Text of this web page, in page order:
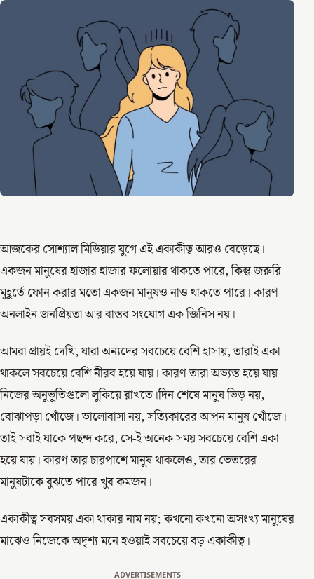
আজকের সোশ্যাল মিডিয়ার যুগে এই একাকীত্ব আরও বেড়েছে।
একজন মানুষের হাজার হাজার ফলোয়ার থাকতে পারে, কিন্তু জরুরি
মুহূর্তে ফোন করার মতো একজন মানুষও নাও থাকতে পারে। কারণ
অনলাইন জনপ্রিয়তা আর বাস্তব সংযোগ এক জিনিস নয়।
আমরা প্রায়ই দেখি, যারা অন্যদের সবচেয়ে বেশি হাসায়, তারাই একা
থাকলে সবচেয়ে বেশি নীরব হয়ে যায়। কারণ তারা অভ্যস্ত হয়ে যায়
নিজের অনুভূতিগুলো লুকিয়ে রাখতে।দিন শেষে মানুষ ভিড় নয়,
বোঝাপড়া খোঁজে। ভালোবাসা নয়, সত্যিকারের আপন মানুষ খোঁজে।
তাই সবাই যাকে পছন্দ করে, সে-ই অনেক সময় সবচেয়ে বেশি একা
হয়ে যায়। কারণ তার চারপাশে মানুষ থাকলেও, তার ভেতরের
মানুষটাকে বুঝতে পারে খুব কমজন।
একাকীত্ব সবসময় একা থাকার নাম নয়; কখনো কখনো অসংখ্য মানুষের
মাঝেও নিজেকে অদৃশ্য মনে হওয়াই সবচেয়ে বড় একাকীত্ব।
ADVERTISEMENTS